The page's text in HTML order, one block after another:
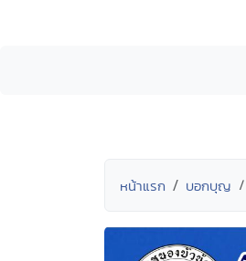
หน้าแรก บอกบุญ